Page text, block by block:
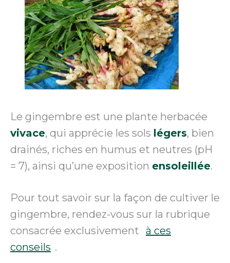
Le gingembre est une plante herbacée
vivace, qui apprécie les sols légers, bien
drainés, riches en humus et neutres (pH
= 7), ainsi qu’une exposition ensoleillée.
Pour tout savoir sur la façon de cultiver le
gingembre, rendez-vous sur la rubrique
consacrée exclusivement à ces
conseils .